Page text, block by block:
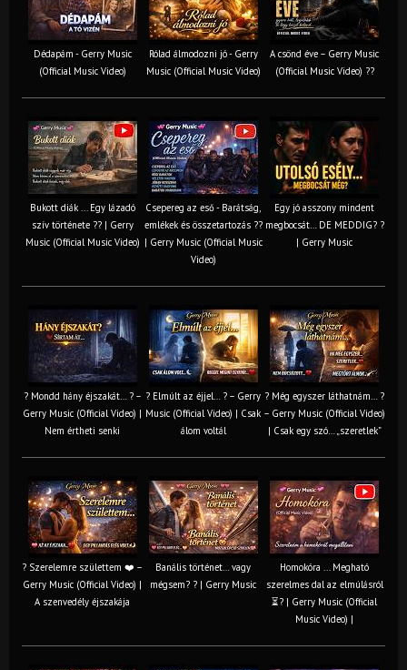
Dédapám - Gerry Music
(Official Music Video)
Rólad álmodozni jó - Gerry
Music (Official Music Video)
A csönd éve – Gerry Music
(Official Music Video) ??
Bukott diák ... Egy lázadó
szív története ?? | Gerry
Music (Official Music Video)
Csepereg az eső - Barátság,
emlékek és összetartozás ?️?
| Gerry Music (Official Music
Video)
Egy jó asszony mindent
megbocsát… DE MEDDIG? ?
| Gerry Music
? Mondd hány éjszakát… ? –
Gerry Music (Official Video) |
Nem értheti senki
? Elmúlt az éjjel… ? – Gerry
Music (Official Video) | Csak
álom voltál
? Még egyszer láthatnám… ?
– Gerry Music (Official Video)
| Csak egy szó… „szeretlek”
? Szerelemre születtem ❤️ –
Gerry Music (Official Video) |
A szenvedély éjszakája
Banális történet… vagy
mégsem? ? | Gerry Music
Homokóra ... Megható
szerelmes dal az elmúlásról
⏳? | Gerry Music (Official
Music Video) |